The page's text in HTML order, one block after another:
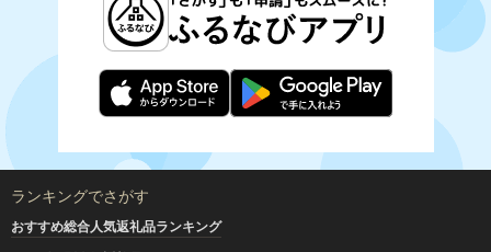
ランキングでさがす
おすすめ総合人気返礼品ランキング